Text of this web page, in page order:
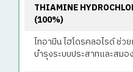
THIAMINE
(100%)
ไทอามีน ไฮโดรคลอไรด์ ช่ว
บำรุงระบบประสาทและสม